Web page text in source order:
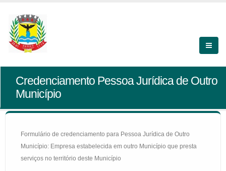
Credenciamento Pessoa Jurídica de Outro
Município
Formulário de credenciamento para Pessoa Jurídica de Outro
Município: Empresa estabelecida em outro Município que presta
serviços no território deste Município